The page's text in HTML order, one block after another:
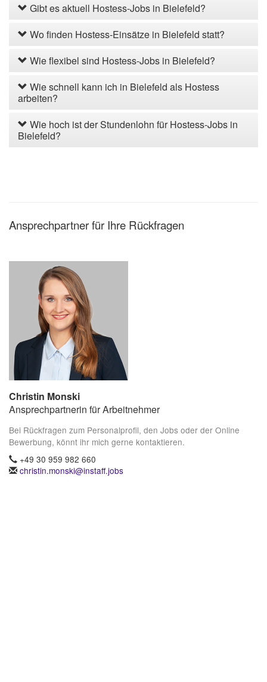
Gibt es aktuell Hostess-Jobs in Bielefeld?
Wo finden Hostess-Einsätze in Bielefeld statt?
Wie flexibel sind Hostess-Jobs in Bielefeld?
Wie schnell kann ich in Bielefeld als Hostess
arbeiten?
Wie hoch ist der Stundenlohn für Hostess-Jobs in
Bielefeld?
Ansprechpartner für Ihre Rückfragen
Christin Monski
Ansprechpartnerin für Arbeitnehmer
Bei Rückfragen zum Personalprofil, den Jobs oder der Online
Bewerbung, könnt ihr mich gerne kontaktieren.
+49 30 959 982 660
christin.monski@instaff.jobs